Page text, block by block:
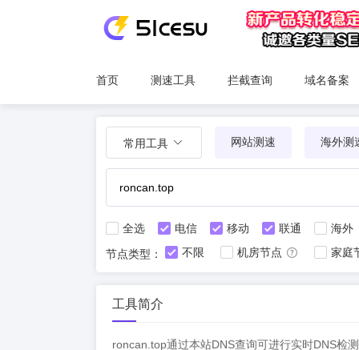
首页 测速工具 拦截查询 域名备案
常用工具 网站测速 海外测
全选 电信 移动 联通
海外
节点类型：
不限 机房节点 家庭
工具简介
roncan.top通过本站DNS查询可进行实时DNS检